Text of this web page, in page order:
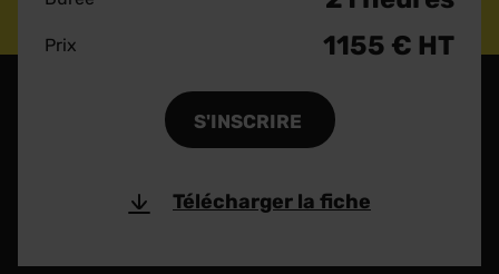
Prix 1155 € HT
S'INSCRIRE
Télécharger la fiche